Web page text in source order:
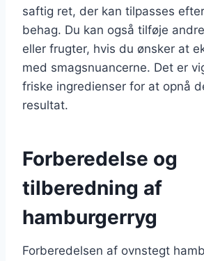
saftig ret, der kan tilpasses
behag. Du kan også tilføje
eller frugter, hvis du ønsker at
med smagsnuancerne. Det er
friske ingredienser for at opnå
resultat.
Forberedelse og
tilberedning af
hamburgerryg
Forberedelsen af ovnstegt